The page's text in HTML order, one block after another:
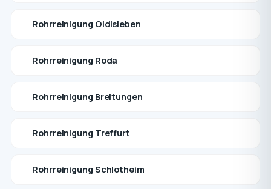
Rohrreinigung Oldisleben
Rohrreinigung Roda
Rohrreinigung Breitungen
Rohrreinigung Treffurt
Rohrreinigung Schlotheim